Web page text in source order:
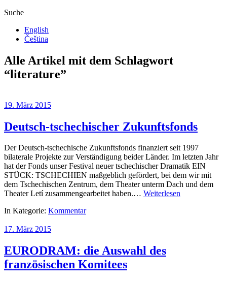
Suche
English
Čeština
Alle Artikel mit dem Schlagwort
“literature”
19. März 2015
Deutsch-tschechischer Zukunftsfonds
Der Deutsch-tschechische Zukunftsfonds finanziert seit 1997
bilaterale Projekte zur Verständigung beider Länder. Im letzten Jahr
hat der Fonds unser Festival neuer tschechischer Dramatik EIN
STÜCK: TSCHECHIEN maßgeblich gefördert, bei dem wir mit
dem Tschechischen Zentrum, dem Theater unterm Dach und dem
Theater Letí zusammengearbeitet haben.… Weiterlesen
In Kategorie: Kommentar
17. März 2015
EURODRAM: die Auswahl des
französischen Komitees